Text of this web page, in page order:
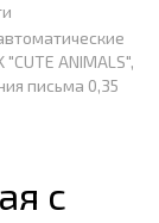
ANIMALS",
письма 0,35
с